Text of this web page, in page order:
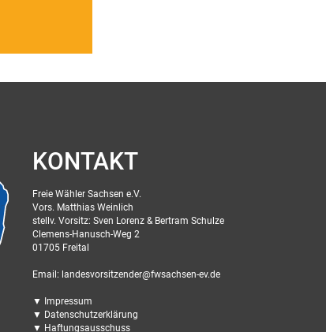
KONTAKT
Freie Wähler Sachsen e.V.
Vors. Matthias Weinlich
stellv. Vorsitz: Sven Lorenz & Bertram Schulze
Clemens-Hanusch-Weg 2
01705 Freital
Email: landesvorsitzender@fwsachsen-ev.de
▼ Impressum
▼ Datenschutzerklärung
▼ Haftungsausschuss